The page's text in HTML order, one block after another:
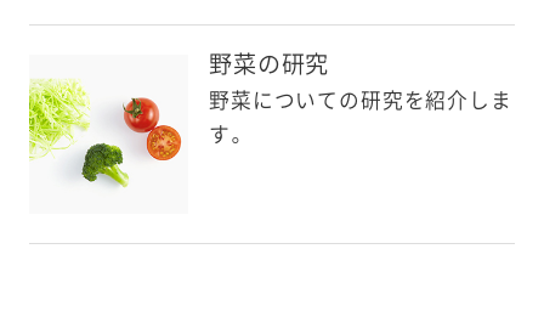
野菜の研究
野菜についての研究を紹介しま
す。